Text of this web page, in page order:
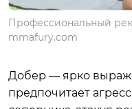
Профессиональный
mmafury.com
Добер — ярко
предпочитает